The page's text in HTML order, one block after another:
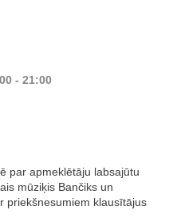
- 21:00
par apmeklētāju labsajūtu
mūziķis Bančiks un
priekšnesumiem klausītājus